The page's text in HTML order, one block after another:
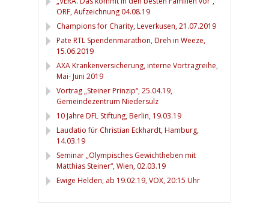
ORF, Aufzeichnung 04.08.19
Champions for Charity, Leverkusen, 21.07.2019
Pate RTL Spendenmarathon, Dreh in Weeze,
15.06.2019
AXA Krankenversicherung, interne Vortragreihe,
Mai- Juni 2019
Vortrag „Steiner Prinzip“, 25.04.19,
Gemeindezentrum Niedersulz
10 Jahre DFL Stiftung, Berlin, 19.03.19
Laudatio für Christian Eckhardt, Hamburg,
14.03.19
Seminar „Olympisches Gewichtheben mit
Matthias Steiner“, Wien, 02.03.19
Ewige Helden, ab 19.02.19, VOX, 20:15 Uhr